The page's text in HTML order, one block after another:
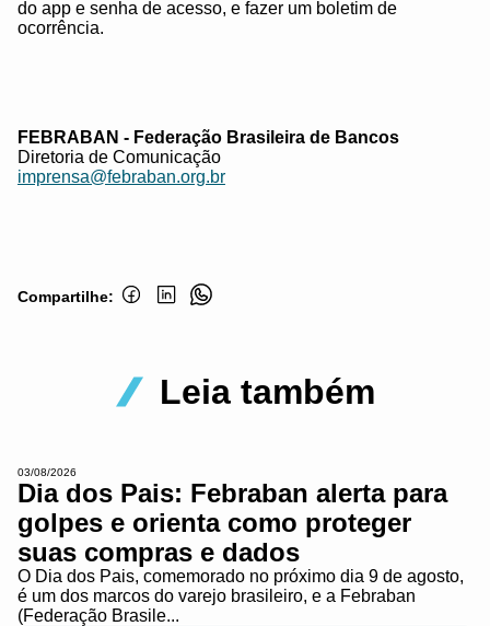
do app e senha de acesso, e fazer um boletim de
ocorrência.
FEBRABAN - Federação Brasileira de Bancos
Diretoria de Comunicação
imprensa@febraban.org.br
Compartilhe:
Leia também
03/08/2026
Dia dos Pais: Febraban alerta para
golpes e orienta como proteger
suas compras e dados
O Dia dos Pais, comemorado no próximo dia 9 de agosto,
é um dos marcos do varejo brasileiro, e a Febraban
(Federação Brasile...